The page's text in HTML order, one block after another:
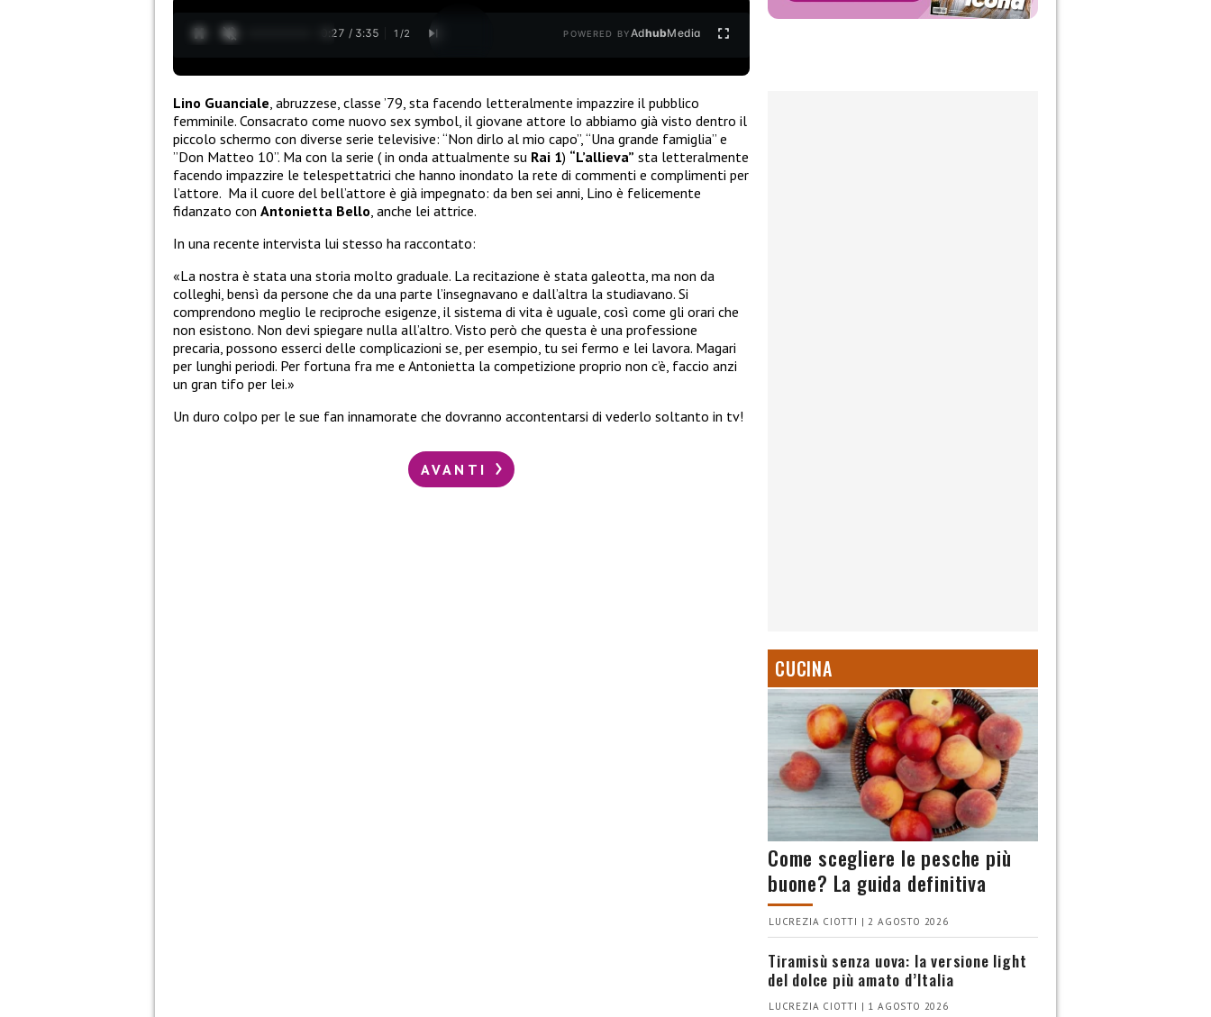
0:28 / 3:35 1 /2 POWERED BYAdhubMedia
Lino Guanciale , abruzzese, classe ’79, sta facendo letteralmente impazzire il pubblico
femminile. Consacrato come nuovo sex symbol, il giovane attore lo abbiamo già visto dentro il
piccolo schermo con diverse serie televisive: “Non dirlo al mio capo”, “Una grande famiglia” e
”Don Matteo 10”. Ma con la serie ( in onda attualmente su Rai 1) “L’allieva” sta letteralmente
facendo impazzire le telespettatrici che hanno inondato la rete di commenti e complimenti per
l’attore. Ma il cuore del bell’attore è già impegnato: da ben sei anni, Lino è felicemente
fidanzato con Antonietta Bello , anche lei attrice.
In una recente intervista lui stesso ha raccontato:
«La nostra è stata una storia molto graduale. La recitazione è stata galeotta, ma non da
colleghi, bensì da persone che da una parte l’insegnavano e dall’altra la studiavano. Si
comprendono meglio le reciproche esigenze, il sistema di vita è uguale, così come gli orari che
non esistono. Non devi spiegare nulla all’altro. Visto però che questa è una professione
precaria, possono esserci delle complicazioni se, per esempio, tu sei fermo e lei lavora. Magari
per lunghi periodi. Per fortuna fra me e Antonietta la competizione proprio non c’è, faccio anzi
un gran tifo per lei.»
Un duro colpo per le sue fan innamorate che dovranno accontentarsi di vederlo soltanto in tv!
AVANTI
CUCINA
Come scegliere le pesche più
buone? La guida definitiva
LUCREZIA CIOTTI | 2 AGOSTO 2026
Tiramisù senza uova: la versione light
del dolce più amato d’Italia
LUCREZIA CIOTTI | 1 AGOSTO 2026